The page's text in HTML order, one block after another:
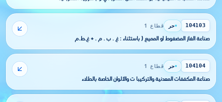
104103 حر قطاع 1
صناعة الغاز المضغوط أو المميع ( باستثناء : غ . ب . م . + غ.ط.م
104104 حر قطاع 1
صناعة المكففات المعدنية والتركيبا ت والألوان الخاصة بالطلاء